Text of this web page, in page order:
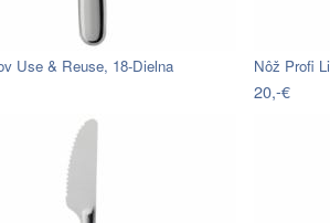
Use & Reuse, 18-Dielna Nôž Profi
20,-€